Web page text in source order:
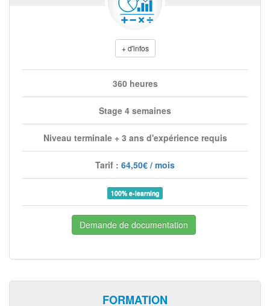
+ d'infos
360 heures
Stage 4 semaines
Niveau terminale + 3 ans d'expérience requis
Tarif : 64,50€ / mois
100% e-learning
Demande de documentation
FORMATION